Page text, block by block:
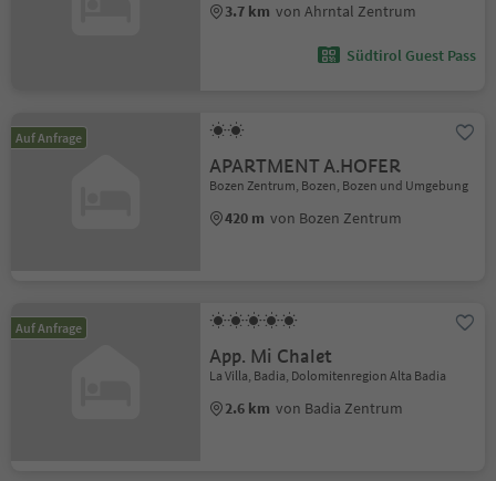
3.7 km von Ahrntal Zentrum
Südtirol Guest Pass
Auf Anfrage
APARTMENT A.HOFER
Bozen Zentrum, Bozen, Bozen und Umgebung
420 m von Bozen Zentrum
Auf Anfrage
App. Mi Chalet
La Villa, Badia, Dolomitenregion Alta Badia
2.6 km von Badia Zentrum